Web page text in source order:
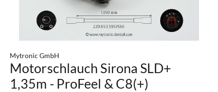
Mytronic GmbH
Motorschlauch Sirona SLD+
1,35m - ProFeel & C8(+)